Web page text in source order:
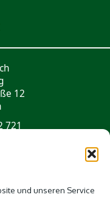
und unseren Service
12
721